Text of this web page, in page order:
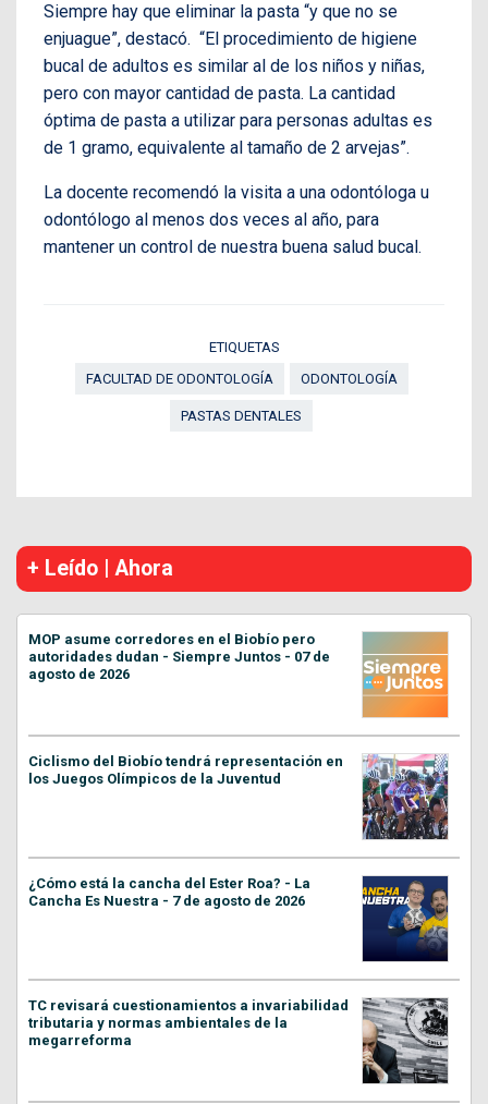
Siempre hay que eliminar la pasta “y que no se
enjuague”, destacó. “El procedimiento de higiene
bucal de adultos es similar al de los niños y niñas,
pero con mayor cantidad de pasta. La cantidad
óptima de pasta a utilizar para personas adultas es
de 1 gramo, equivalente al tamaño de 2 arvejas”.
La docente recomendó la visita a una odontóloga u
odontólogo al menos dos veces al año, para
mantener un control de nuestra buena salud bucal.
ETIQUETAS
FACULTAD DE ODONTOLOGÍA
ODONTOLOGÍA
PASTAS DENTALES
+ Leído | Ahora
MOP asume corredores en el Biobío pero
autoridades dudan - Siempre Juntos - 07 de
agosto de 2026
Ciclismo del Biobío tendrá representación en
los Juegos Olímpicos de la Juventud
¿Cómo está la cancha del Ester Roa? - La
Cancha Es Nuestra - 7 de agosto de 2026
TC revisará cuestionamientos a invariabilidad
tributaria y normas ambientales de la
megarreforma